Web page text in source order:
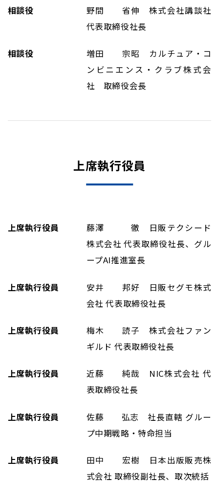
相談役
野間 省伸 株式会社講談社
代表取締役社長
相談役
増田 宗昭 カルチュア・コ
ンビニエンス・クラブ株式会
社 取締役会長
上席執行役員
上席執行役員
藤澤 徹 日販テクシード
株式会社 代表取締役社長、グル
ープAI推進室長
上席執行役員
安井 邦好 日販セグモ株式
会社 代表取締役社長
上席執行役員
梅木 読子 株式会社ファン
ギルド 代表取締役社長
上席執行役員
近藤 純哉 NIC株式会社 代
表取締役社長
上席執行役員
佐藤 弘志 社長直轄 グルー
プ中期戦略・特命担当
上席執行役員
田中 宏樹 日本出版販売株
式会社 取締役副社長、取次統括